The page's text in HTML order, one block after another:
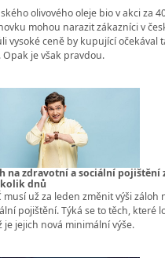
olivového oleje bio v akci za
mohou narazit zákazníci v
vysoké ceně by kupující očekával
je však pravdou.
na zdravotní a sociální pojištění
dnů
musí už za leden změnit výši záloh
pojištění. Týká se to těch, které
je jejich nová minimální výše.